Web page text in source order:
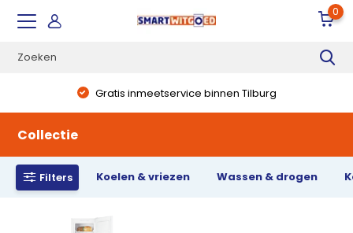
0
Gratis inmeetservice binnen Tilburg
Collectie
Filters Koelen & vriezen Wassen & drogen